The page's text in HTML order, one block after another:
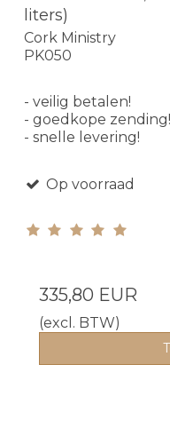
liters)
Cork Ministry
PK050
- veilig betalen!
- goedkope zending!
- snelle levering!
Op voorraad
335,80 EUR
(excl. BTW)